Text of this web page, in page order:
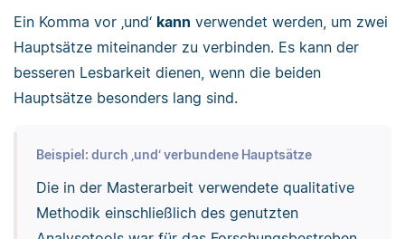
Ein Komma vor ‚und‘ kann verwendet werden, um zwei
Hauptsätze miteinander zu verbinden. Es kann der
besseren Lesbarkeit dienen, wenn die beiden
Hauptsätze besonders lang sind.
Beispiel: durch ‚und‘ verbundene Hauptsätze
Die in der Masterarbeit verwendete qualitative
Methodik einschließlich des genutzten